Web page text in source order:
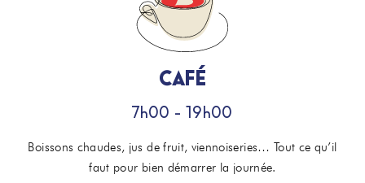
CAFÉ
7h00 - 19h00
Boissons chaudes, jus de fruit, viennoiseries… Tout ce qu’il
faut pour bien démarrer la journée.